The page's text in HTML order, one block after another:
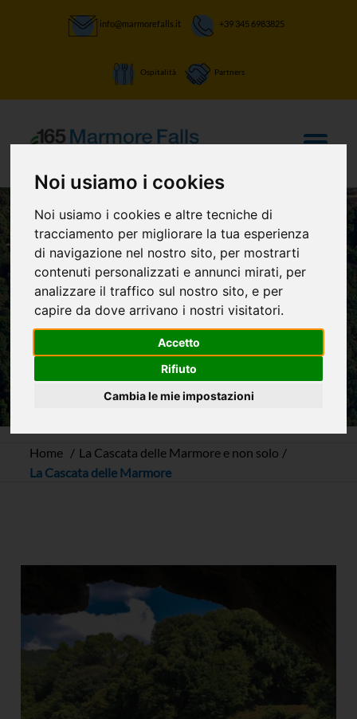
Noi usiamo i cookies
Noi usiamo i cookies e altre tecniche di
tracciamento per migliorare la tua esperienza
di navigazione nel nostro sito, per mostrarti
contenuti personalizzati e annunci mirati, per
analizzare il traffico sul nostro sito, e per
capire da dove arrivano i nostri visitatori.
Accetto
Rifiuto
Cambia le mie impostazioni
info@marmorefalls.it +39 345 6983825
Ospitalità Partners
LASCIATI STUPIRE:
La Cascata delle
Marmore
Home
La Cascata delle Marmore e non solo
La Cascata delle Marmore